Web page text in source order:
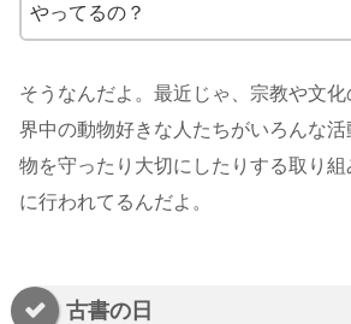
やってるの？
そうなんだよ。最近じゃ、宗教や文
界中の動物好きな人たちがいろんな
物を守ったり大切にしたりする取り
に行われてるんだよ。
古書の日